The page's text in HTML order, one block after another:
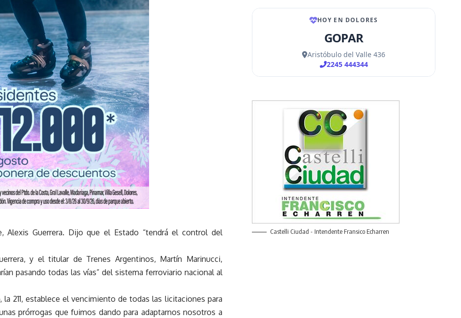
Alexis Guerrera. Dijo que el Estado “tendrá el control del
y el titular de Trenes Argentinos, Martín Marinucci,
pasando todas las vías” del sistema ferroviario nacional al
211, establece el vencimiento de todas las licitaciones para
prórrogas que fuimos dando para adaptarnos nosotros a
Castelli Ciudad - Intendente Fransico Echarren